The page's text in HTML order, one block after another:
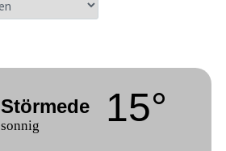
Störmede
sonnig 15°